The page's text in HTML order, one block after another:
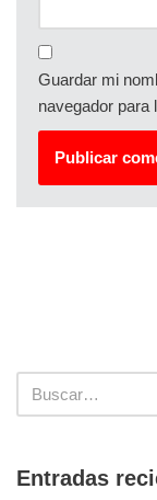
Guardar mi
navegador para
Entradas